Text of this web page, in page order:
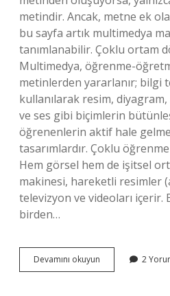
metindir. Ancak, metne ek
bu sayfa artık multimedya
tanımlanabilir. Çoklu ortam
Multimedya, öğrenme-
metinlerden yararlanır; bilgi
kullanılarak resim,
ve ses gibi biçimlerin
öğrenenlerin aktif hale
tasarımlardır. Çoklu
Hem görsel hem de işitsel
makinesi, hareketli resimler
televizyon ve videoları
birden…
Devamını okuyun
Ortam
2